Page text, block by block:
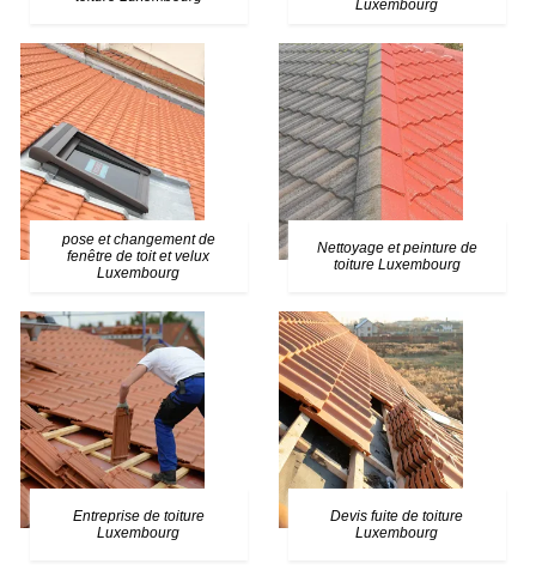
Luxembourg
pose et changement de
fenêtre de toit et velux
Luxembourg
Nettoyage et peinture de
toiture Luxembourg
Entreprise de toiture
Luxembourg
Devis fuite de toiture
Luxembourg